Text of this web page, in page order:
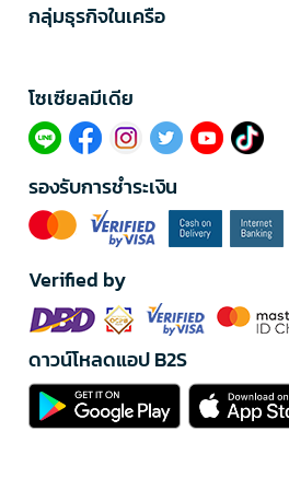
กลุ่มธุรกิจในเครือ
โซเซียลมีเดีย​
รองรับการชำระเงิน
Verified by
ดาวน์โหลดแอป B2S